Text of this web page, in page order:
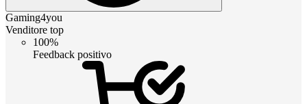
Gaming4you
Venditore top
100%
Feedback positivo